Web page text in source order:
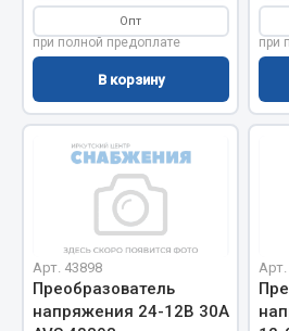
Электрооборудование
Показать ещё
Весь раздел
Запчасти Урал
Двигатель
Мост задний
Система питания
Система выпуска газа
Опт
при полной предоплате
В корзину
при
Арт. 43898
Преобразователь
напряжения 24-12В 30А
Арт.